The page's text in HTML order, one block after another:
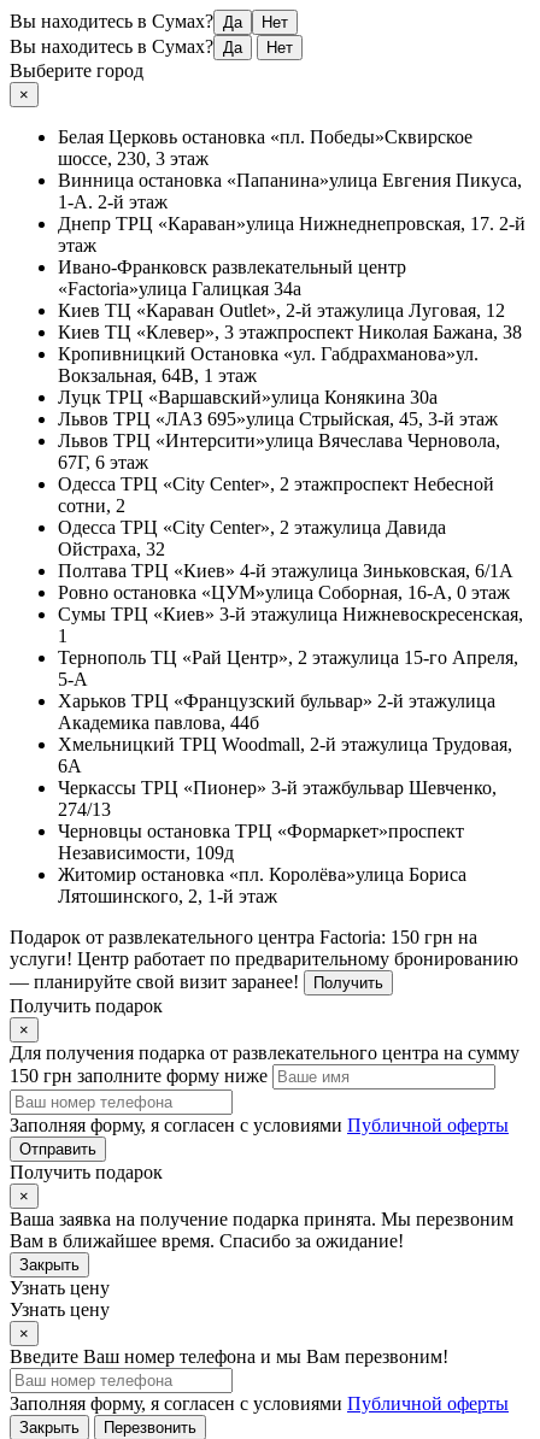
Вы находитесь в Сумах? Да Нет
Вы находитесь в Сумах? Да Нет
Выберите город
×
Белая Церковь остановка «пл. Победы»Сквирское
шоссе, 230, 3 этаж
Винница остановка «Папанина»улица Евгения Пикуса,
1-А. 2-й этаж
Днепр ТРЦ «Караван»улица Нижнеднепровская, 17. 2-й
этаж
Ивано-Франковск развлекательный центр
«Factoria»улица Галицкая 34а
Киев ТЦ «Караван Outlet», 2-й этажулица Луговая, 12
Киев ТЦ «Клевер», 3 этажпроспект Николая Бажана, 38
Кропивницкий Остановка «ул. Габдрахманова»ул.
Вокзальная, 64В, 1 этаж
Луцк ТРЦ «Варшавский»улица Конякина 30а
Львов ТРЦ «ЛАЗ 695»улица Стрыйская, 45, 3-й этаж
Львов ТРЦ «Интерсити»улица Вячеслава Черновола,
67Г, 6 этаж
Одесса ТРЦ «City Center», 2 этажпроспект Небесной
сотни, 2
Одесса ТРЦ «City Center», 2 этажулица Давида
Ойстраха, 32
Полтава ТРЦ «Киев» 4-й этажулица Зиньковская, 6/1А
Ровно остановка «ЦУМ»улица Соборная, 16-А, 0 этаж
Сумы ТРЦ «Киев» 3-й этажулица Нижневоскресенская,
1
Тернополь ТЦ «Рай Центр», 2 этажулица 15-го Апреля,
5-А
Харьков ТРЦ «Французский бульвар» 2-й этажулица
Академика павлова, 44б
Хмельницкий ТРЦ Woodmall, 2-й этажулица Трудовая,
6А
Черкассы ТРЦ «Пионер» 3-й этажбульвар Шевченко,
274/13
Черновцы остановка ТРЦ «Формаркет»проспект
Независимости, 109д
Житомир остановка «пл. Королёва»улица Бориса
Лятошинского, 2, 1-й этаж
Подарок от развлекательного центра Factoria: 150 грн на
услуги! Центр работает по предварительному бронированию
— планируйте свой визит заранее!
Получить
Получить подарок
×
Для получения подарка от развлекательного центра на сумму
150 грн заполните форму ниже
Заполняя форму, я согласен с условиями Публичной оферты
Отправить
Получить подарок
×
Ваша заявка на получение подарка принята. Мы перезвоним
Вам в ближайшее время. Спасибо за ожидание!
Закрыть
Узнать цену
Узнать цену
×
Введите Ваш номер телефона и мы Вам перезвоним!
Заполняя форму, я согласен с условиями Публичной оферты
Закрыть Перезвонить